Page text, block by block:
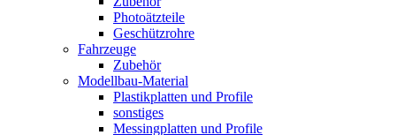
Photoätzteile
Geschützrohre
Fahrzeuge
Zubehör
Modellbau-Material
Plastikplatten und Profile
sonstiges
Messingplatten und Profile